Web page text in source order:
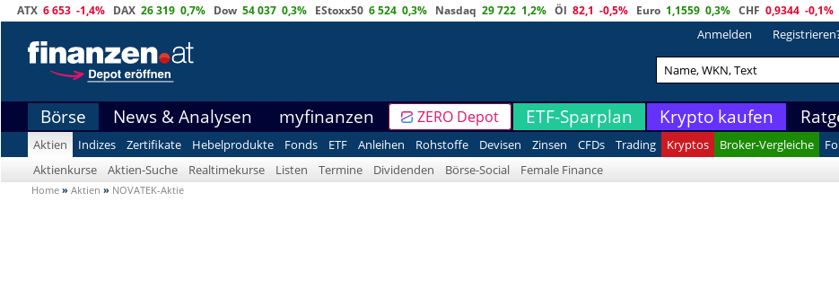
ATX 6 653 -1,4% DAX 26 319 0,7% Dow 54 037 0,3% EStoxx50 6 524 0,3% Nasdaq 29 722 1,2% Öl 82,1 -0,5% Euro 1,1559 0,3% CHF 0,9344 -0,1%
Anmelden
Börse News & Analysen myfinanzen ZERO Depot ETF-Sparplan Krypto kaufen
Aktien Indizes Zertifikate Hebelprodukte Fonds ETF Anleihen Rohstoffe Devisen Zinsen CFDs Trading Kryptos Broker-Vergleiche
Aktienkurse
Aktien-Suche Realtimekurse Listen Termine Dividenden Börse-Social Female Finance
Home » Aktien » NOVATEK-Aktie